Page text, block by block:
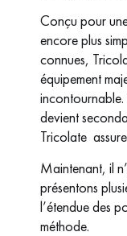
Conçu pour
encore plus
connues,
équipement
devient
Tricolate
Maintenant, il
présentons
l’étendue des
méthode.